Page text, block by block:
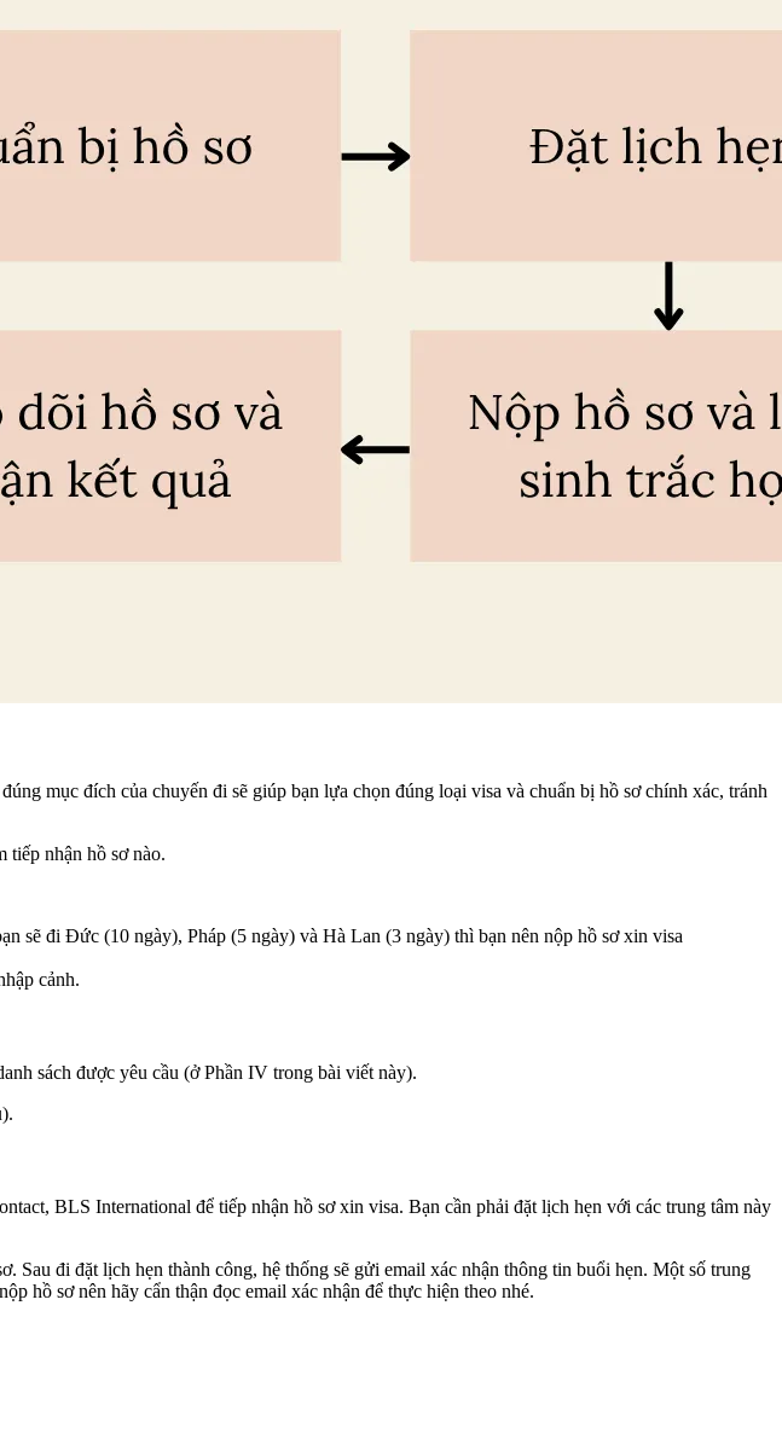
mục đích của chuyến đi sẽ giúp bạn lựa chọn đúng loại visa và chuẩn bị hồ sơ chính xác, tránh
nhận hồ sơ nào.
sẽ đi Đức (10 ngày), Pháp (5 ngày) và Hà Lan (3 ngày) thì bạn nên nộp hồ sơ xin visa
cảnh.
sách được yêu cầu (ở Phần IV trong bài viết này).
BLS International để tiếp nhận hồ sơ xin visa. Bạn cần phải đặt lịch hẹn với các trung tâm này
Sau đi đặt lịch hẹn thành công, hệ thống sẽ gửi email xác nhận thông tin buổi hẹn. Một số trung
hồ sơ nên hãy cẩn thận đọc email xác nhận để thực hiện theo nhé.